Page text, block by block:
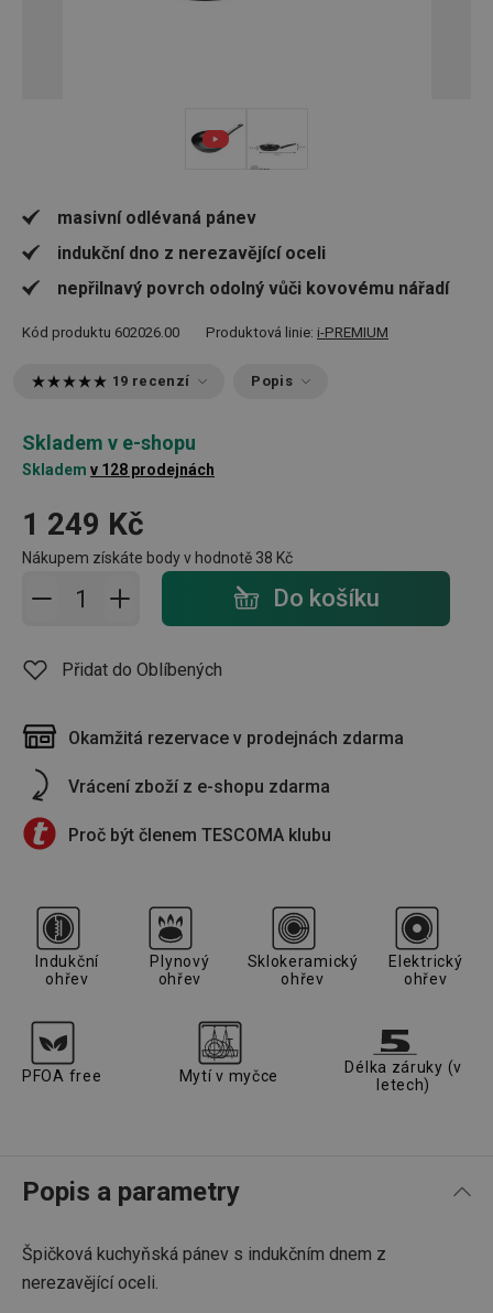
masivní odlévaná pánev
indukční dno z nerezavějící oceli
nepřilnavý povrch odolný vůči kovovému nářadí
Kód produktu 602026.00 Produktová linie: i-PREMIUM
19 recenzí Popis
Skladem v e-shopu
Skladem v 128 prodejnách
1 249 Kč
Nákupem získáte body v hodnotě 38 Kč
Přidat do košíku - počet Do košíku
Přidat do Oblíbených
Okamžitá rezervace v prodejnách zdarma
Vrácení zboží z e-shopu zdarma
Proč být členem TESCOMA klubu
Indukční
ohřev
Plynový
ohřev
Sklokeramický
ohřev
Elektrický
ohřev
PFOA free Mytí v myčce
Délka záruky (v
letech)
Popis a parametry
Špičková kuchyňská pánev s indukčním dnem z
nerezavějící oceli.